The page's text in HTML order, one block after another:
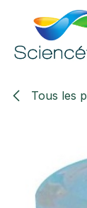
Se rendre au
Tous les